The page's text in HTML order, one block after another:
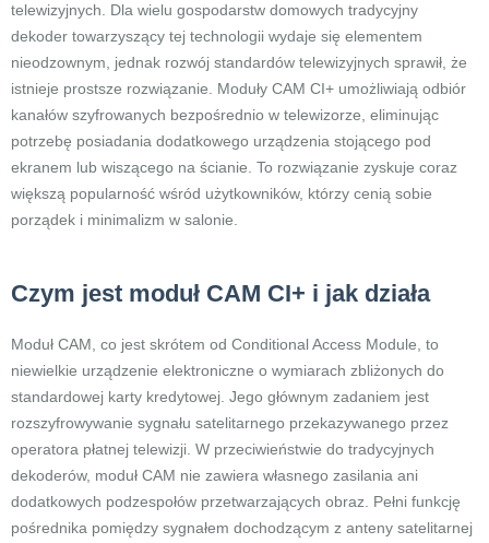
telewizyjnych. Dla wielu gospodarstw domowych tradycyjny
dekoder towarzyszący tej technologii wydaje się elementem
nieodzownym, jednak rozwój standardów telewizyjnych sprawił, że
istnieje prostsze rozwiązanie. Moduły CAM CI+ umożliwiają odbiór
kanałów szyfrowanych bezpośrednio w telewizorze, eliminując
potrzebę posiadania dodatkowego urządzenia stojącego pod
ekranem lub wiszącego na ścianie. To rozwiązanie zyskuje coraz
większą popularność wśród użytkowników, którzy cenią sobie
porządek i minimalizm w salonie.
Czym jest moduł CAM CI+ i jak działa
Moduł CAM, co jest skrótem od Conditional Access Module, to
niewielkie urządzenie elektroniczne o wymiarach zbliżonych do
standardowej karty kredytowej. Jego głównym zadaniem jest
rozszyfrowywanie sygnału satelitarnego przekazywanego przez
operatora płatnej telewizji. W przeciwieństwie do tradycyjnych
dekoderów, moduł CAM nie zawiera własnego zasilania ani
dodatkowych podzespołów przetwarzających obraz. Pełni funkcję
pośrednika pomiędzy sygnałem dochodzącym z anteny satelitarnej